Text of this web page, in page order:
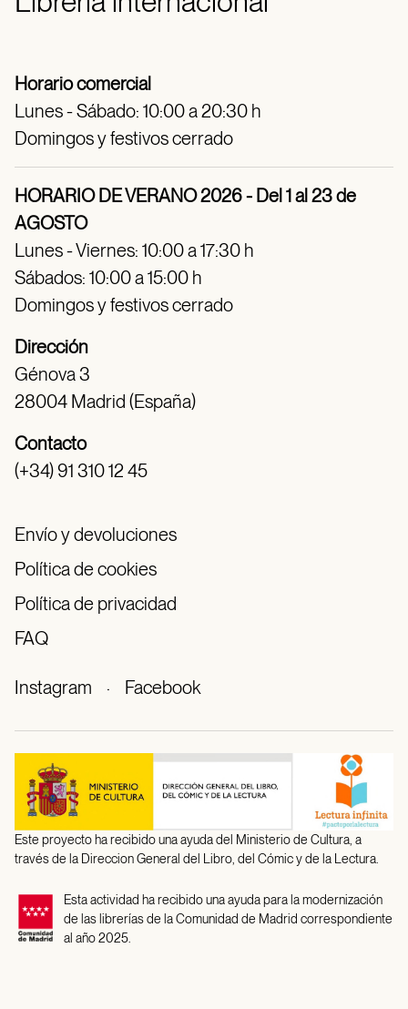
Horario comercial
Lunes - Sábado: 10:00 a 20:30 h
Domingos y festivos cerrado
HORARIO DE VERANO 2026 - Del 1 al 23 de
AGOSTO
Lunes - Viernes: 10:00 a 17:30 h
Sábados: 10:00 a 15:00 h
Domingos y festivos cerrado
Dirección
Génova 3
28004 Madrid (España)
Contacto
(+34) 91 310 12 45
Envío y devoluciones
Política de cookies
Política de privacidad
FAQ
Instagram · Facebook
Este proyecto ha recibido una ayuda del Ministerio de Cultura, a
través de la Direccion General del Libro, del Cómic y de la Lectura.
Esta actividad ha recibido una ayuda para la modernización
de las librerías de la Comunidad de Madrid correspondiente
al año 2025.